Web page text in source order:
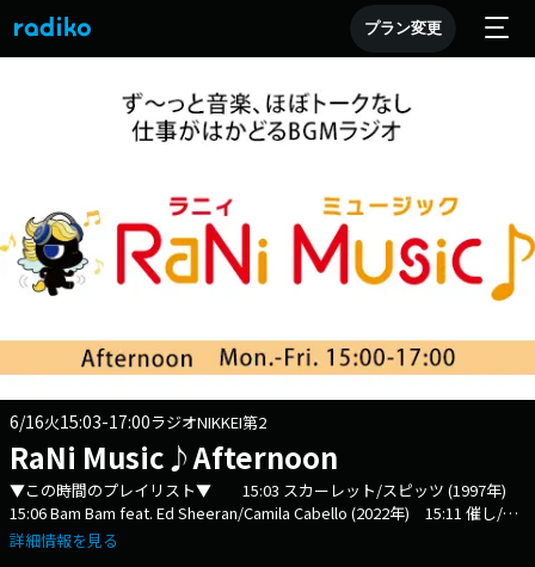
プラン変更
6/16火15:03-17:00ラジオNIKKEI第2
RaNi Music♪Afternoon
▼この時間のプレイリスト▼ 15:03 スカーレット/スピッツ (1997年)
15:06 Bam Bam feat. Ed Sheeran/Camila Cabello (2022年) 15:11 催し/大
森元貴 (2026年) 15:14 Kiss Me/Sixpence None The Richer (1997年)
詳細情報を見る